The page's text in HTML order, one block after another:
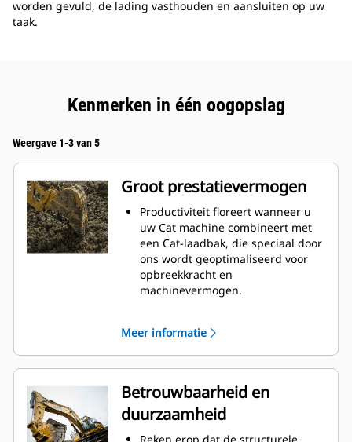
worden gevuld, de lading vasthouden en aansluiten op uw
taak.
Kenmerken in één oogopslag
Weergave 1-3 van 5
Groot prestatievermogen
Productiviteit floreert wanneer u
uw Cat machine combineert met
een Cat-laadbak, die speciaal door
ons wordt geoptimaliseerd voor
opbreekkracht en
machinevermogen.
materiaalstroom in de laadbak. De
extra ruimte voor de hiel zorgt
ervoor dat de bodem van de
laadbak niet blijft slepen,
waardoor de onderhoudskosten
worden verminderd.
Het brandstofverbruik is het
Meer informatie
Betrouwbaarheid en
duurzaamheid